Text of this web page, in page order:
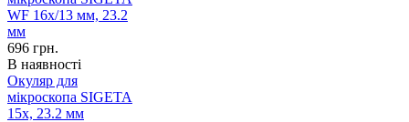
696 грн.
В наявності
Окуляр для
мікроскопа SIGETA
15x, 23.2 мм